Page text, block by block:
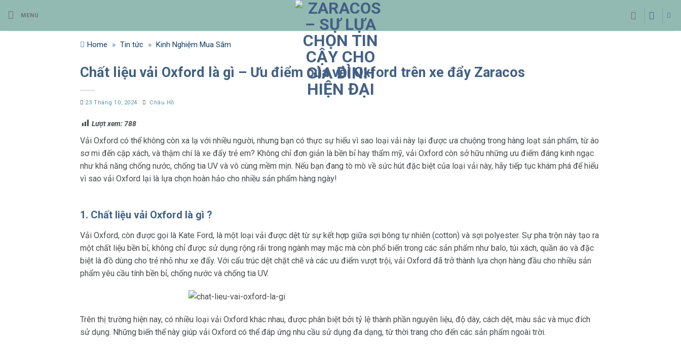
qua
nội
MENU
Home » Tin tức » Kinh Nghiệm Mua Sắm
Chất liệu vải Oxford là gì – Ưu điểm của vải Oxford trên xe đẩy Zaracos
23 Tháng 10, 2024 Châu Hồ
Lượt xem: 788
Vải Oxford có thể không còn xa lạ với nhiều người, nhưng bạn có thực sự hiểu vì sao loại vải này lại được ưa chuộng trong hàng loạt sản phẩm, từ áo
sơ mi đến cặp xách, và thậm chí là xe đẩy trẻ em? Không chỉ đơn giản là bền bỉ hay thẩm mỹ, vải Oxford còn sở hữu những ưu điểm đáng kinh ngạc
như khả năng chống nước, chống tia UV và vô cùng mềm mịn. Nếu bạn đang tò mò về sức hút đặc biệt của loại vải này, hãy tiếp tục khám phá để hiểu
vì sao vải Oxford lại là lựa chọn hoàn hảo cho nhiều sản phẩm hàng ngày!
1. Chất liệu vải Oxford là gì ?
Vải Oxford, còn được gọi là Kate Ford, là một loại vải được dệt từ sự kết hợp giữa sợi bông tự nhiên (cotton) và sợi polyester. Sự pha trộn này tạo ra
một chất liệu bền bỉ, không chỉ được sử dụng rộng rãi trong ngành may mặc mà còn phổ biến trong các sản phẩm như balo, túi xách, quần áo và đặc
biệt là đồ dùng cho trẻ nhỏ như xe đẩy. Với cấu trúc dệt chặt chẽ và các ưu điểm vượt trội, vải Oxford đã trở thành lựa chọn hàng đầu cho nhiều sản
phẩm yêu cầu tính bền bỉ, chống nước và chống tia UV.
Trên thị trường hiện nay, có nhiều loại vải Oxford khác nhau, được phân biệt bởi tỷ lệ thành phần nguyên liệu, độ dày, cách dệt, màu sắc và mục đích
sử dụng. Những biến thể này giúp vải Oxford có thể đáp ứng nhu cầu sử dụng đa dạng, từ thời trang cho đến các sản phẩm ngoài trời.